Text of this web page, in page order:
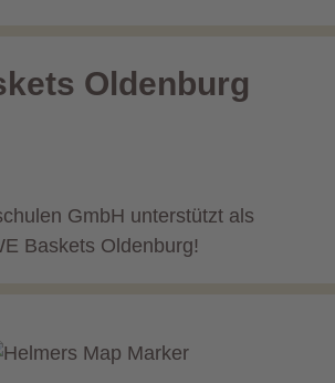
Oldenburg
GmbH unterstützt als
Baskets Oldenburg!